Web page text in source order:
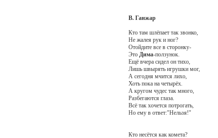
В. Ганжар
Кто там шлёпает так звонко,
Не жалея рук и ног?
Отойдите все в сторонку-
Это Дима-ползунок.
Ещё вчера сидел он тихо,
Лишь швырять игрушки мог,
А сегодня мчится лихо,
Хоть пока на четырёх.
А кругом чудес так много,
Разбегаются глаза.
Всё так хочется потрогать,
Но ему в ответ:"Нельзя!"
Кто несётся как комета?